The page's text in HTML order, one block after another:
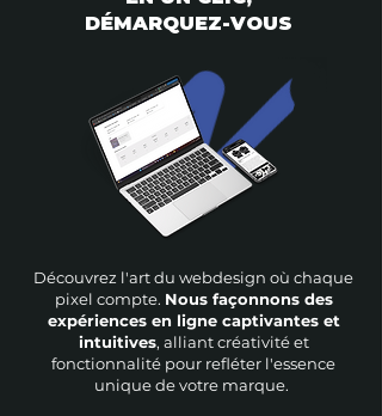
DÉMARQUEZ-VOUS
Découvrez l'art du webdesign où chaque
pixel compte. Nous façonnons des
expériences en ligne captivantes et
intuitives, alliant créativité et
fonctionnalité pour refléter l'essence
unique de votre marque.